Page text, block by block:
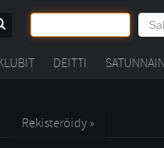
DEITTI
Rekisteröidy »